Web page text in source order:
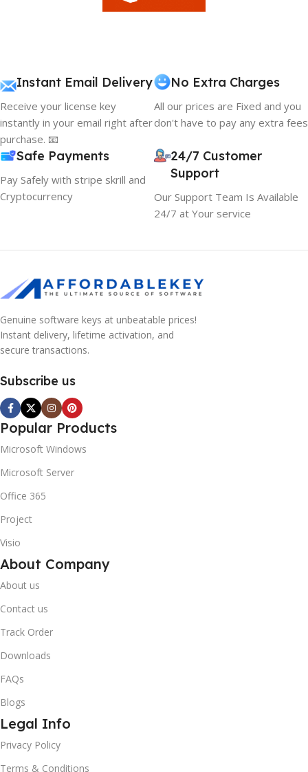
Instant Email Delivery
Receive your license key
instantly in your email right after
purchase. 📧
No Extra Charges
All our prices are Fixed and you
don't have to pay any extra fees
Safe Payments
Pay Safely with stripe skrill and
Cryptocurrency
24/7 Customer
Support
Our Support Team Is Available
24/7 at Your service
Genuine software keys at unbeatable prices!
Instant delivery, lifetime activation, and
secure transactions.
Subscribe us
Popular Products
Microsoft Windows
Microsoft Server
Office 365
Project
Visio
About Company
About us
Contact us
Track Order
Downloads
FAQs
Blogs
Legal Info
Privacy Policy
Terms & Conditions